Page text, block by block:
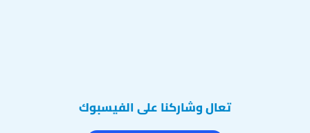
تعال وشاركنا على الفيسبوك